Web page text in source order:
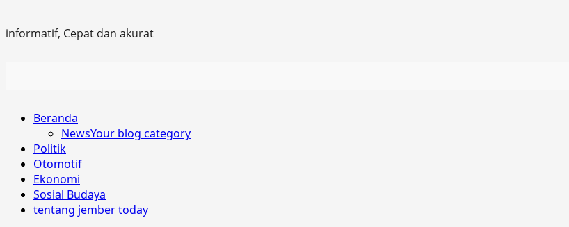
informatif, Cepat dan akurat
PrimaryBeranda
NewsYour blog category
Politik
Otomotif
Ekonomi
Sosial Budaya
tentang jember today